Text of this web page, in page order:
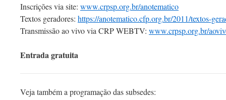
Inscrições via site: www.crpsp.org.br/anotematico
Textos geradores: https://anotematico.cfp.org.br/2011/textos-
Transmissão ao vivo via CRP WEBTV: www.crpsp.org.br/
Entrada gratuita
Veja também a programação das subsedes: